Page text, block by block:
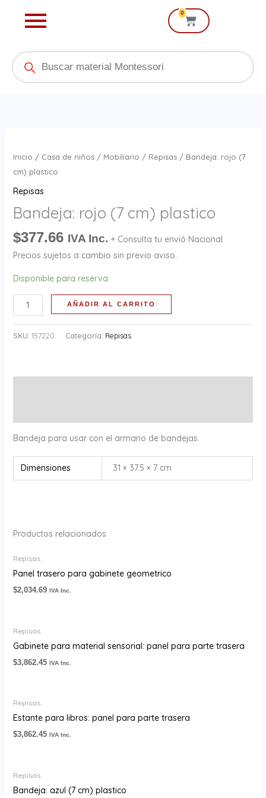
0
Cart
Products
search
Inicio / Casa de niños/ Mobiliario / Repisas/ Bandeja: rojo (7
cm) plastico
Repisas
Bandeja: rojo (7 cm) plastico
$377.66 IVA Inc. + Consulta tu envió Nacional
Precios sujetos a cambio sin previo aviso.
Disponible para reserva
rojo
(7
plastico
cantidad
AÑADIR AL CARRITO
SKU: 157220 Categoría: Repisas
Bandeja para usar con el armario de bandejas.
Dimensiones 31 × 37.5 × 7 cm
Productos relacionados
Repisas
Panel trasero para gabinete geometrico
$2,034.69 IVA Inc.
Repisas
Gabinete para material sensorial: panel para parte trasera
$3,862.45 IVA Inc.
Repisas
Estante para libros: panel para parte trasera
$3,862.45 IVA Inc.
Repisas
Bandeja: azul (7 cm) plastico